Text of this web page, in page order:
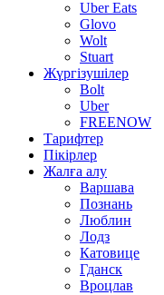
Uber Eats
Glovo
Wolt
Stuart
Жүргізушілер
Bolt
Uber
FREENOW
Тарифтер
Пікірлер
Жалға алу
Варшава
Познань
Люблин
Лодз
Катовице
Гданск
Вроцлав